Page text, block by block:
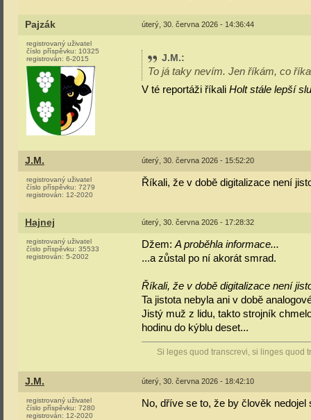
Pajzák úterý, 30. června 2026 - 14:36:44
registrovaný uživatel
číslo příspěvku: 10325
registrován: 6-2015 J.M.:
To já taky nevím. Jen říkám, co
V té reportáži říkali Holt stále lepší
J.M. úterý, 30. června 2026 - 15:52:20
registrovaný uživatel
číslo příspěvku: 7279
registrován: 12-2020
Říkali, že v době digitalizace není
Hajnej úterý, 30. června 2026 - 17:28:32
registrovaný uživatel
číslo příspěvku: 35533
registrován: 5-2002
Džem: A proběhla informace...
...a zůstal po ní akorát smrad.
Říkali, že v době digitalizace není
Ta jistota nebyla ani v době
Jistý muž z lidu, takto strojník
hodinu do kýblu deset...
Si leges quod transcrevi, si linges quod
J.M. úterý, 30. června 2026 - 18:42:10
registrovaný uživatel
číslo příspěvku: 7280
registrován: 12-2020
No, dříve se to, že by člověk